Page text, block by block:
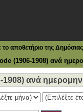
της Δημόσιας
(1906-1908) ανά
ανά